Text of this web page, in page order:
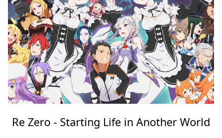
Re Zero - Starting Life in Another World